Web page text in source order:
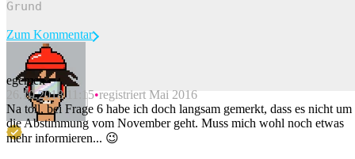
Beitrag melden
Zum Kommentar
egemek
26.10.2018 11:15 registriert Mai 2016
Na toll, bei Frage 6 habe ich doch langsam gemerkt, dass es nicht um
die Abstimmung vom November geht. Muss mich wohl noch etwas
mehr informieren... 😉